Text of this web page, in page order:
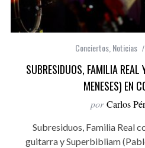
Conciertos, Noticias
SUBRESIDUOS, FAMILIA
MENESES) EN
por Carlos
Subresiduos, Familia Real
guitarra y Superbibliam